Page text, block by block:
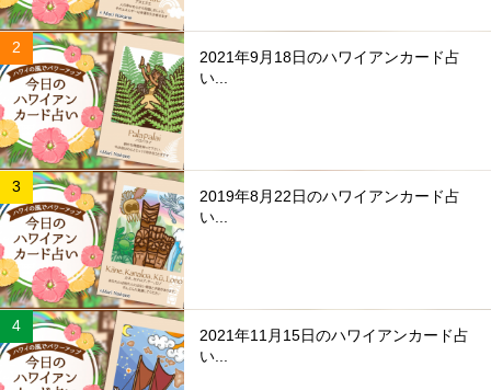
2021年9月18日のハワイアンカード占
い...
2019年8月22日のハワイアンカード占
い...
2021年11月15日のハワイアンカード占
い...